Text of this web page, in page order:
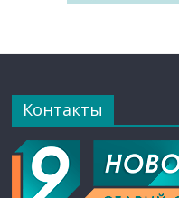
Контакты